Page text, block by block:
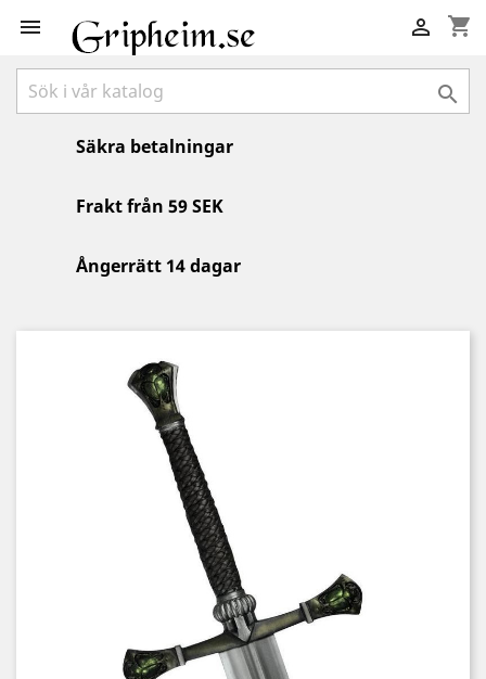
 shopping_cart


Säkra betalningar
Frakt från 59 SEK
Ångerrätt 14 dagar